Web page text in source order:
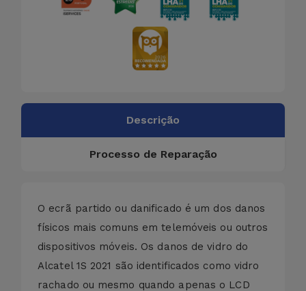
Descrição
Processo de Reparação
O ecrã partido ou danificado é um dos danos
físicos mais comuns em telemóveis ou outros
dispositivos móveis. Os danos de vidro do
Alcatel 1S 2021 são identificados como vidro
rachado ou mesmo quando apenas o LCD